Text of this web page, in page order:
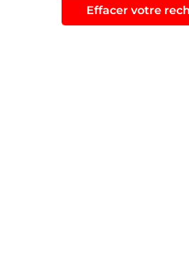
Effacer votre